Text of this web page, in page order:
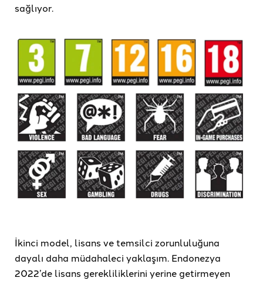
sağlıyor.
İkinci model, lisans ve temsilci zorunluluğuna
dayalı daha müdahaleci yaklaşım. Endonezya
2022’de lisans gerekliliklerini yerine getirmeyen